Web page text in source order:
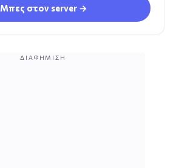
Μπες στον server →
ΔΙΑΦΉΜΙΣΗ